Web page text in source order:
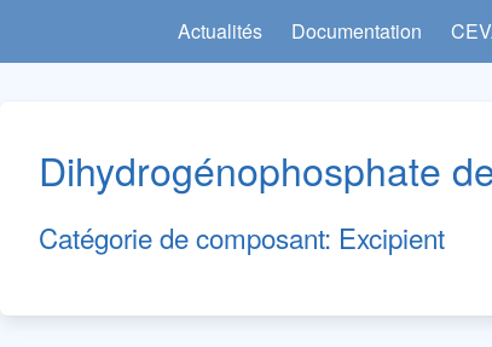
Actualités Documentation
Dihydrogénophosphate
Catégorie de composant: Excipient